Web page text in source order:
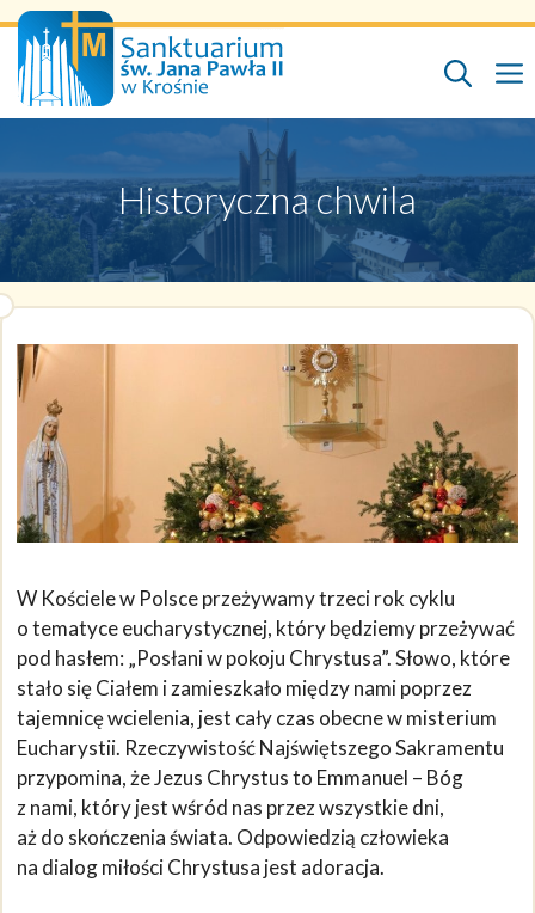
Przejdź
do
treści
Historyczna chwila
W Kościele w Polsce przeżywamy trzeci rok cyklu
o tematyce eucharystycznej, który będziemy przeżywać
pod hasłem: „Posłani w pokoju Chrystusa”. Słowo, które
stało się Ciałem i zamieszkało między nami poprzez
tajemnicę wcielenia, jest cały czas obecne w misterium
Eucharystii. Rzeczywistość Najświętszego Sakramentu
przypomina, że Jezus Chrystus to Emmanuel – Bóg
z nami, który jest wśród nas przez wszystkie dni,
aż do skończenia świata. Odpowiedzią człowieka
na dialog miłości Chrystusa jest adoracja.